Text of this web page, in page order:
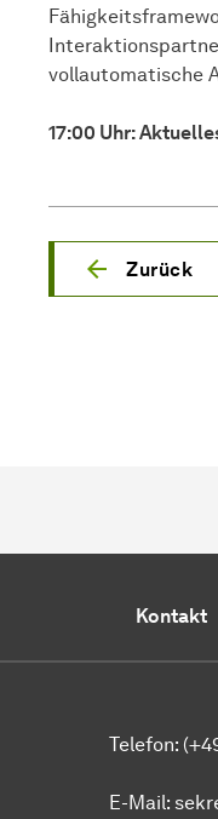
vollautomatische
17:00 Uhr:
Zurück
Kontakt
Telefon:
E-Mail: